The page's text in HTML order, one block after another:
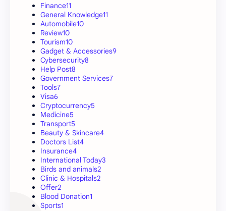
Finance11
General Knowledge11
Automobile10
Review10
Tourism10
Gadget & Accessories9
Cybersecurity8
Help Post8
Government Services7
Tools7
Visa6
Cryptocurrency5
Medicine5
Transport5
Beauty & Skincare4
Doctors List4
Insurance4
International Today3
Birds and animals2
Clinic & Hospitals2
Offer2
Blood Donation1
Sports1